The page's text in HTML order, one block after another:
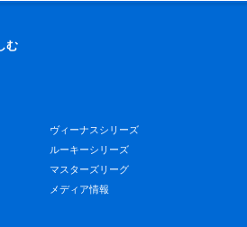
む
ヴィーナスシリーズ
ルーキーシリーズ
マスターズリーグ
メディア情報